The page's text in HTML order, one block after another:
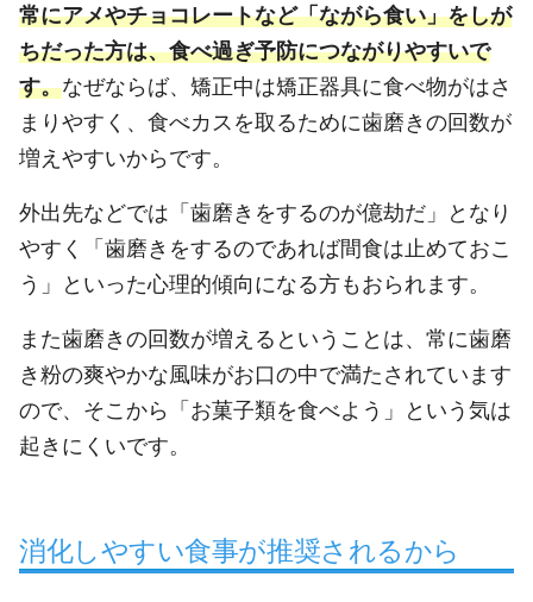
常にアメやチョコレートなど「ながら食い」をしが
ちだった方は、食べ過ぎ予防につながりやすいで
す。なぜならば、矯正中は矯正器具に食べ物がはさ
まりやすく、食べカスを取るために歯磨きの回数が
増えやすいからです。
外出先などでは「歯磨きをするのが億劫だ」となり
やすく「歯磨きをするのであれば間食は止めておこ
う」といった心理的傾向になる方もおられます。
また歯磨きの回数が増えるということは、常に歯磨
き粉の爽やかな風味がお口の中で満たされています
ので、そこから「お菓子類を食べよう」という気は
起きにくいです。
消化しやすい食事が推奨されるから